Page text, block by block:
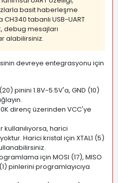
basit haberleşme
CH340 tabanlı USB-UART
debug mesajları
alabilirsiniz.
devreye entegrasyonu için
pinini 1.8V-5.5V'a, GND (10)
direnç üzerinden VCC'ye
kullanılıyorsa, harici
Harici kristal için XTAL1 (5)
için MOSI (17), MISO
(1) pinlerini programlayıcıya